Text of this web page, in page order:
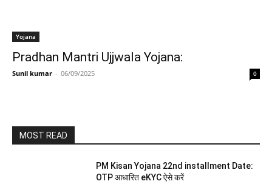
Yojana
Pradhan Mantri Ujjwala Yojana:
Sunil kumar - 06/09/2025 0
MOST READ
PM Kisan Yojana 22nd installment Date:
OTP आधारित eKYC ऐसे करें